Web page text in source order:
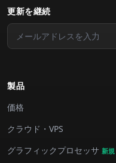
更新を継続
製品
価格
クラウド・VPS
グラフィックプロセッサ 新規